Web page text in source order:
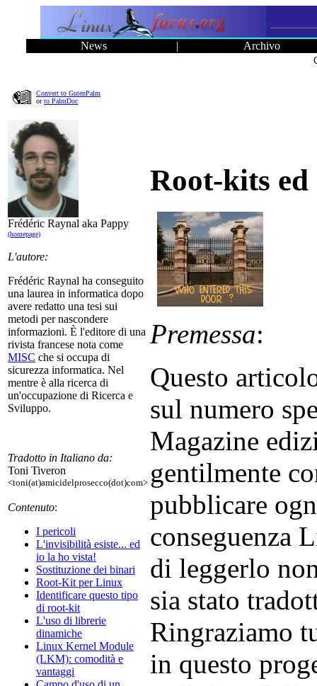
News | Archivo
Convert to GutenPalm
orto PalmDoc
Frédéric Raynal aka Pappy
(homepage)
L'autore:
Frédéric Raynal ha conseguito
una laurea in informatica dopo
avere redatto una tesi sui
metodi per nascondere
informazioni. È l'editore di una
rivista francese nota come
MISC che si occupa di
sicurezza informatica. Nel
mentre è alla ricerca di
un'occupazione di Ricerca e
Sviluppo.
Tradotto in Italiano da:
Toni Tiveron
<toni(at)amicidelprosecco(dot)com>
Contenuto:
I pericoli
L'invisibilità esiste... ed
io la ho vista!
Sostituzione dei binari
Root-Kit per Linux
Identificare questo tipo
di root-kit
L'uso di librerie
dinamiche
Linux Kernel Module
(LKM): comodità e
vantaggi
Root-kits
Premessa:
Questo
sul numero
Magazine
gentilmente
pubblicare
conseguenza
di leggerlo
sia stato
Ringraziamo
in questo